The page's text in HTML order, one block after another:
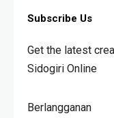
Subscribe Us
Get the latest
Sidogiri Online
Berlangganan